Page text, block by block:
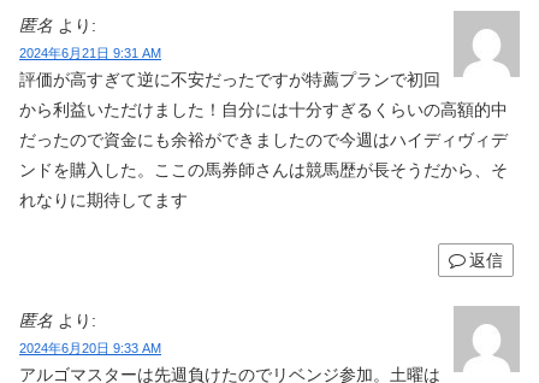
匿名 より:
2024年6月21日 9:31 AM
評価が高すぎて逆に不安だったですが特薦プランで初回
から利益いただけました！自分には十分すぎるくらいの高額的中
だったので資金にも余裕ができましたので今週はハイディヴィデ
ンドを購入した。ここの馬券師さんは競馬歴が長そうだから、そ
れなりに期待してます
返信
匿名 より:
2024年6月20日 9:33 AM
アルゴマスターは先週負けたのでリベンジ参加。土曜は